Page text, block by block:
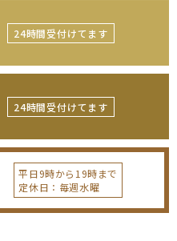
24時間受付けてます
24時間受付けてます
平日9時から19時まで
定休日：毎週水曜